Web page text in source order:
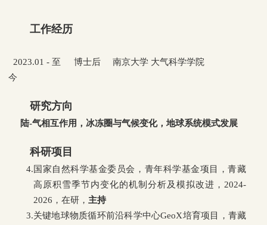
工作经历
2023.01 - 至
今
博士后 南京大学 大气科学学院
研究方向
陆-气相互作用，冰冻圈与气候变化，地球系统模式发展
科研项目
4. 国家自然科学基金委员会，青年科学基金项目，青藏
高原积雪季节内变化的机制分析及模拟改进，2024-
2026，在研， 主持
3.关键地球物质循环前沿科学中心GeoX培育项目，青藏